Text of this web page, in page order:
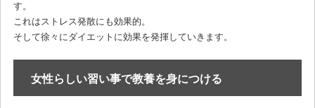
す。
これはストレス発散にも効果的。
そして徐々にダイエットに効果を発揮していきます。
女性らしい習い事で教養を身につける